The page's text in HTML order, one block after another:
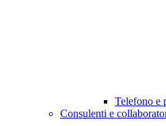
Telefono e
Consulenti e